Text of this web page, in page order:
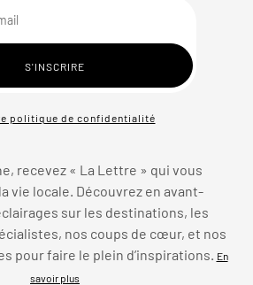
politique de confidentialité
recevez « La Lettre » qui vous
vie locale. Découvrez en avant-
sur les destinations, les
nos coups de cœur, et nos
pour faire le plein d’inspirations.
En
savoir plus